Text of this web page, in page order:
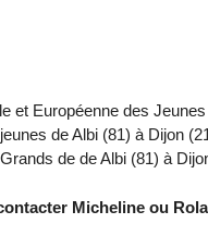
et Européenne des
de Albi (81) à Dijon
de de Albi (81) à
Micheline ou